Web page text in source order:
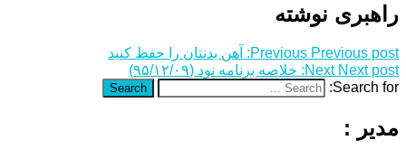
راهبری نوشته
Previous Previous post:
آهن بدنتان را حفظ کنید
Next Next post:
خلاصه برنامه نود (۹۵/۱۲/۰۹)
Search for:
Search
مدیر :